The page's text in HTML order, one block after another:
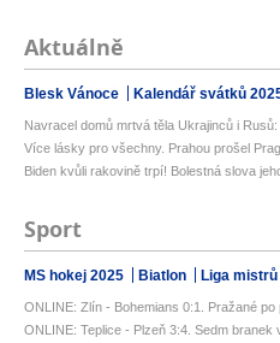
Aktuálně
Blesk Vánoce Kalendář svátků
Navracel domů mrtvá těla Ukrajinců i
Více lásky pro všechny. Prahou prošel
Biden kvůli rakovině trpí! Bolestná slova
Sport
MS hokej 2025 Biatlon Liga mistrů
ONLINE: Zlín - Bohemians 0:1. Pražané po
ONLINE: Teplice - Plzeň 3:4. Sedm branek